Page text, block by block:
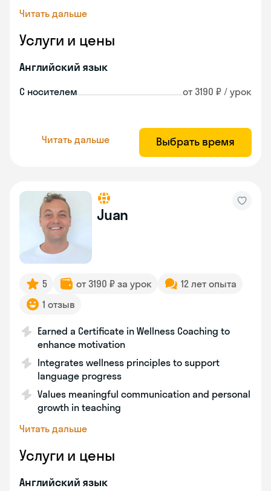
Читать дальше
Услуги и цены
Английский язык
С носителем от 3190 ₽ / урок
Читать дальше Выбрать время
Juan
5 от 3190 ₽ за урок
12 лет опыта
1 отзыв
Earned a Certificate in Wellness Coaching to
enhance motivation
Integrates wellness principles to support
language progress
Values meaningful communication and personal
growth in teaching
Читать дальше
Услуги и цены
Английский язык